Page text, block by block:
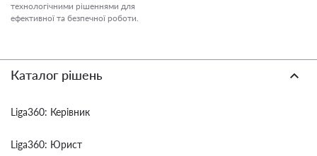
технологічними рішеннями для
ефективної та безпечної роботи.
Каталог рішень
Liga360: Керівник
Liga360: Юрист